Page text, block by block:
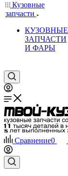
Кузовные
запчасти
КУЗОВНЫЕ
ЗАПЧАСТИ
И ФАРЫ
Сравнение0